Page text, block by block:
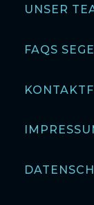
UNSER
FAQS